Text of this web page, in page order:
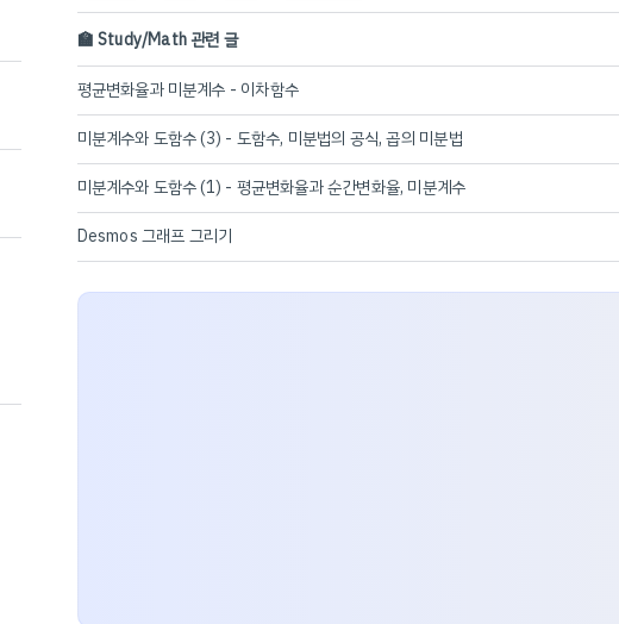
🏫 Study/Math 관련 글
평균변화율과 미분계수 - 이차함수
미분계수와 도함수 (3) - 도함수, 미분법의 공식, 곱의 미분법
미분계수와 도함수 (1) - 평균변화율과 순간변화율, 미분계수
Desmos 그래프 그리기